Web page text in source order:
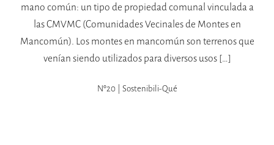
mano común: un tipo de propiedad comunal vinculada a
las CMVMC (Comunidades Vecinales de Montes en
Mancomún). Los montes en mancomún son terrenos que
venían siendo utilizados para diversos usos […]
Nº20 | Sostenibili-Qué